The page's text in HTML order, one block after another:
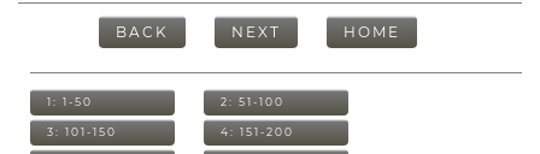
BACK NEXT HOME
1: 1-50 2: 51-100
3: 101-150 4: 151-200